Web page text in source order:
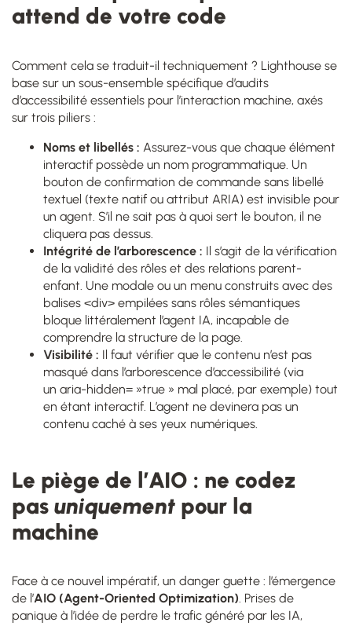
attend de votre code
Comment cela se traduit-il techniquement ? Lighthouse se
base sur un sous-ensemble spécifique d’audits
d’accessibilité essentiels pour l’interaction machine, axés
sur trois piliers :
Noms et libellés : Assurez-vous que chaque élément
interactif possède un nom programmatique. Un
bouton de confirmation de commande sans libellé
textuel (texte natif ou attribut ARIA) est invisible pour
un agent. S’il ne sait pas à quoi sert le bouton, il ne
cliquera pas dessus.
Intégrité de l’arborescence : Il s’agit de la vérification
de la validité des rôles et des relations parent-
enfant. Une modale ou un menu construits avec des
balises <div> empilées sans rôles sémantiques
bloque littéralement l’agent IA, incapable de
comprendre la structure de la page.
Visibilité : Il faut vérifier que le contenu n’est pas
masqué dans l’arborescence d’accessibilité (via
un aria-hidden= »true » mal placé, par exemple) tout
en étant interactif. L’agent ne devinera pas un
contenu caché à ses yeux numériques.
Le piège de l’AIO : ne codez
pas uniquement pour la
machine
Face à ce nouvel impératif, un danger guette : l’émergence
de l’AIO (Agent-Oriented Optimization). Prises de
panique à l’idée de perdre le trafic généré par les IA,